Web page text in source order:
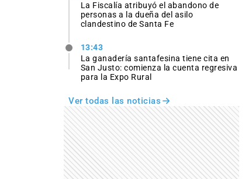
La Fiscalía atribuyó el abandono de
personas a la dueña del asilo
clandestino de Santa Fe
13:43
La ganadería santafesina tiene cita en
San Justo: comienza la cuenta regresiva
para la Expo Rural
Ver todas las noticias